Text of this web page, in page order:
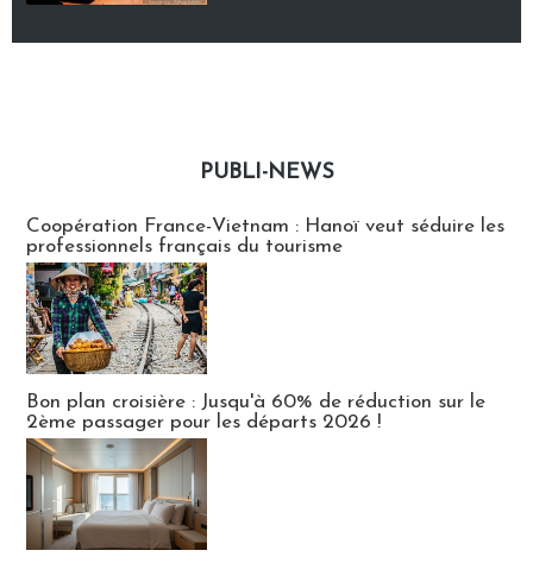
PUBLI-NEWS
Coopération France-Vietnam : Hanoï veut séduire les
professionnels français du tourisme
Bon plan croisière : Jusqu'à 60% de réduction sur le
2ème passager pour les départs 2026 !